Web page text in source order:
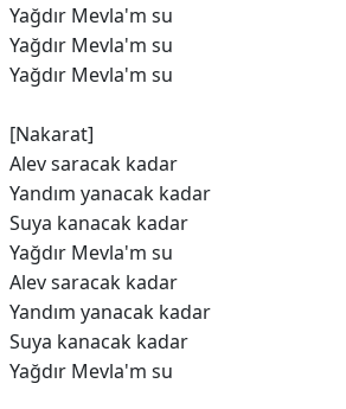
Yağdır Mevla'm su
Yağdır Mevla'm su
Yağdır Mevla'm su
[Nakarat]
Alev saracak kadar
Yandım yanacak kadar
Suya kanacak kadar
Yağdır Mevla'm su
Alev saracak kadar
Yandım yanacak kadar
Suya kanacak kadar
Yağdır Mevla'm su